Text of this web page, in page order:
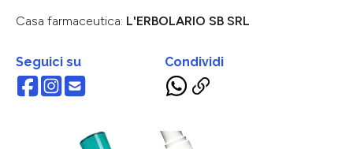
Casa farmaceutica: L'ERBOLARIO SB SRL
Seguici su Condividi